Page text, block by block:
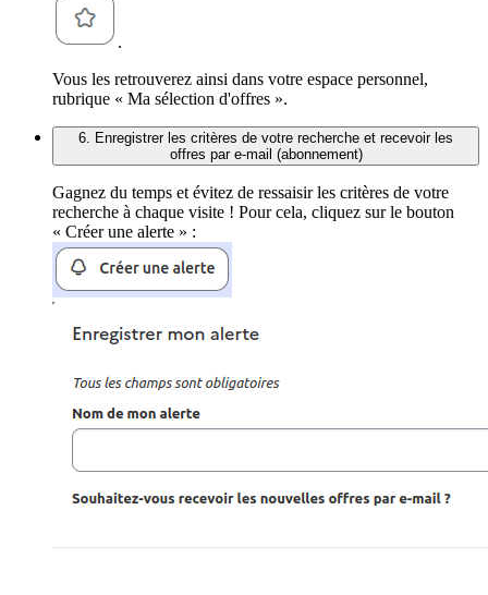
.
Vous les retrouverez ainsi dans votre espace personnel,
rubrique « Ma sélection d'offres ».
6. Enregistrer les critères de votre recherche et recevoir les
offres par e-mail (abonnement)
Gagnez du temps et évitez de ressaisir les critères de votre
recherche à chaque visite ! Pour cela, cliquez sur le bouton
« Créer une alerte » :